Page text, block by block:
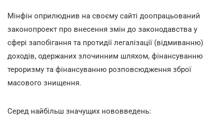
Мінфін оприлюднив на своєму сайті доопрацьований
законопроект про внесення змін до законодавства у
сфері запобігання та протидії легалізації (відмиванню)
доходів, одержаних злочинним шляхом, фінансуванню
тероризму та фінансуванню розповсюдження зброї
масового знищення.
Серед найбільш значущих нововведень: